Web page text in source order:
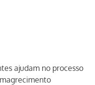
ajudam no processo